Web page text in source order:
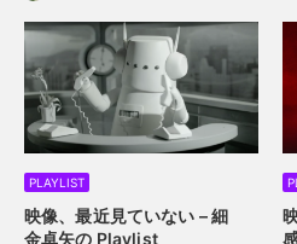
PLAYLIST
映像、最近見ていない – 細
金卓矢の Playlist